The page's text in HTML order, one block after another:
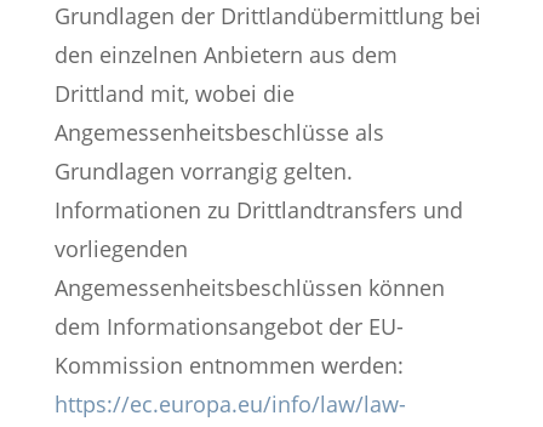
Grundlagen der Drittlandübermittlung bei
den einzelnen Anbietern aus dem
Drittland mit, wobei die
Angemessenheitsbeschlüsse als
Grundlagen vorrangig gelten.
Informationen zu Drittlandtransfers und
vorliegenden
Angemessenheitsbeschlüssen können
dem Informationsangebot der EU-
Kommission entnommen werden:
https://ec.europa.eu/info/law/law-